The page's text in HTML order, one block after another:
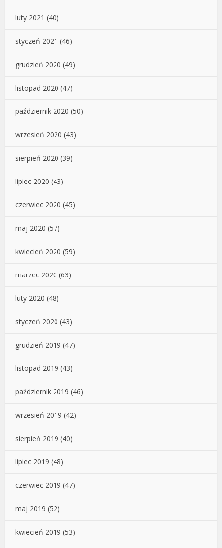
luty 2021 (40)
styczeń 2021 (46)
grudzień 2020 (49)
listopad 2020 (47)
październik 2020 (50)
wrzesień 2020 (43)
sierpień 2020 (39)
lipiec 2020 (43)
czerwiec 2020 (45)
maj 2020 (57)
kwiecień 2020 (59)
marzec 2020 (63)
luty 2020 (48)
styczeń 2020 (43)
grudzień 2019 (47)
listopad 2019 (43)
październik 2019 (46)
wrzesień 2019 (42)
sierpień 2019 (40)
lipiec 2019 (48)
czerwiec 2019 (47)
maj 2019 (52)
kwiecień 2019 (53)